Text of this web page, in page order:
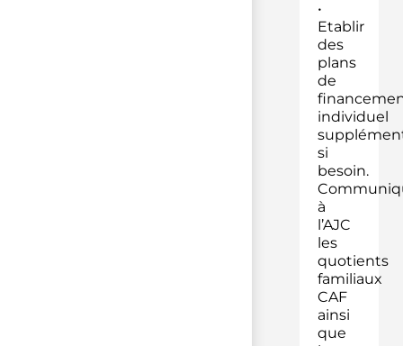
•
Etablir
des
plans
de
individuel
si
besoin.
à
l’AJC
les
quotients
familiaux
CAF
ainsi
que